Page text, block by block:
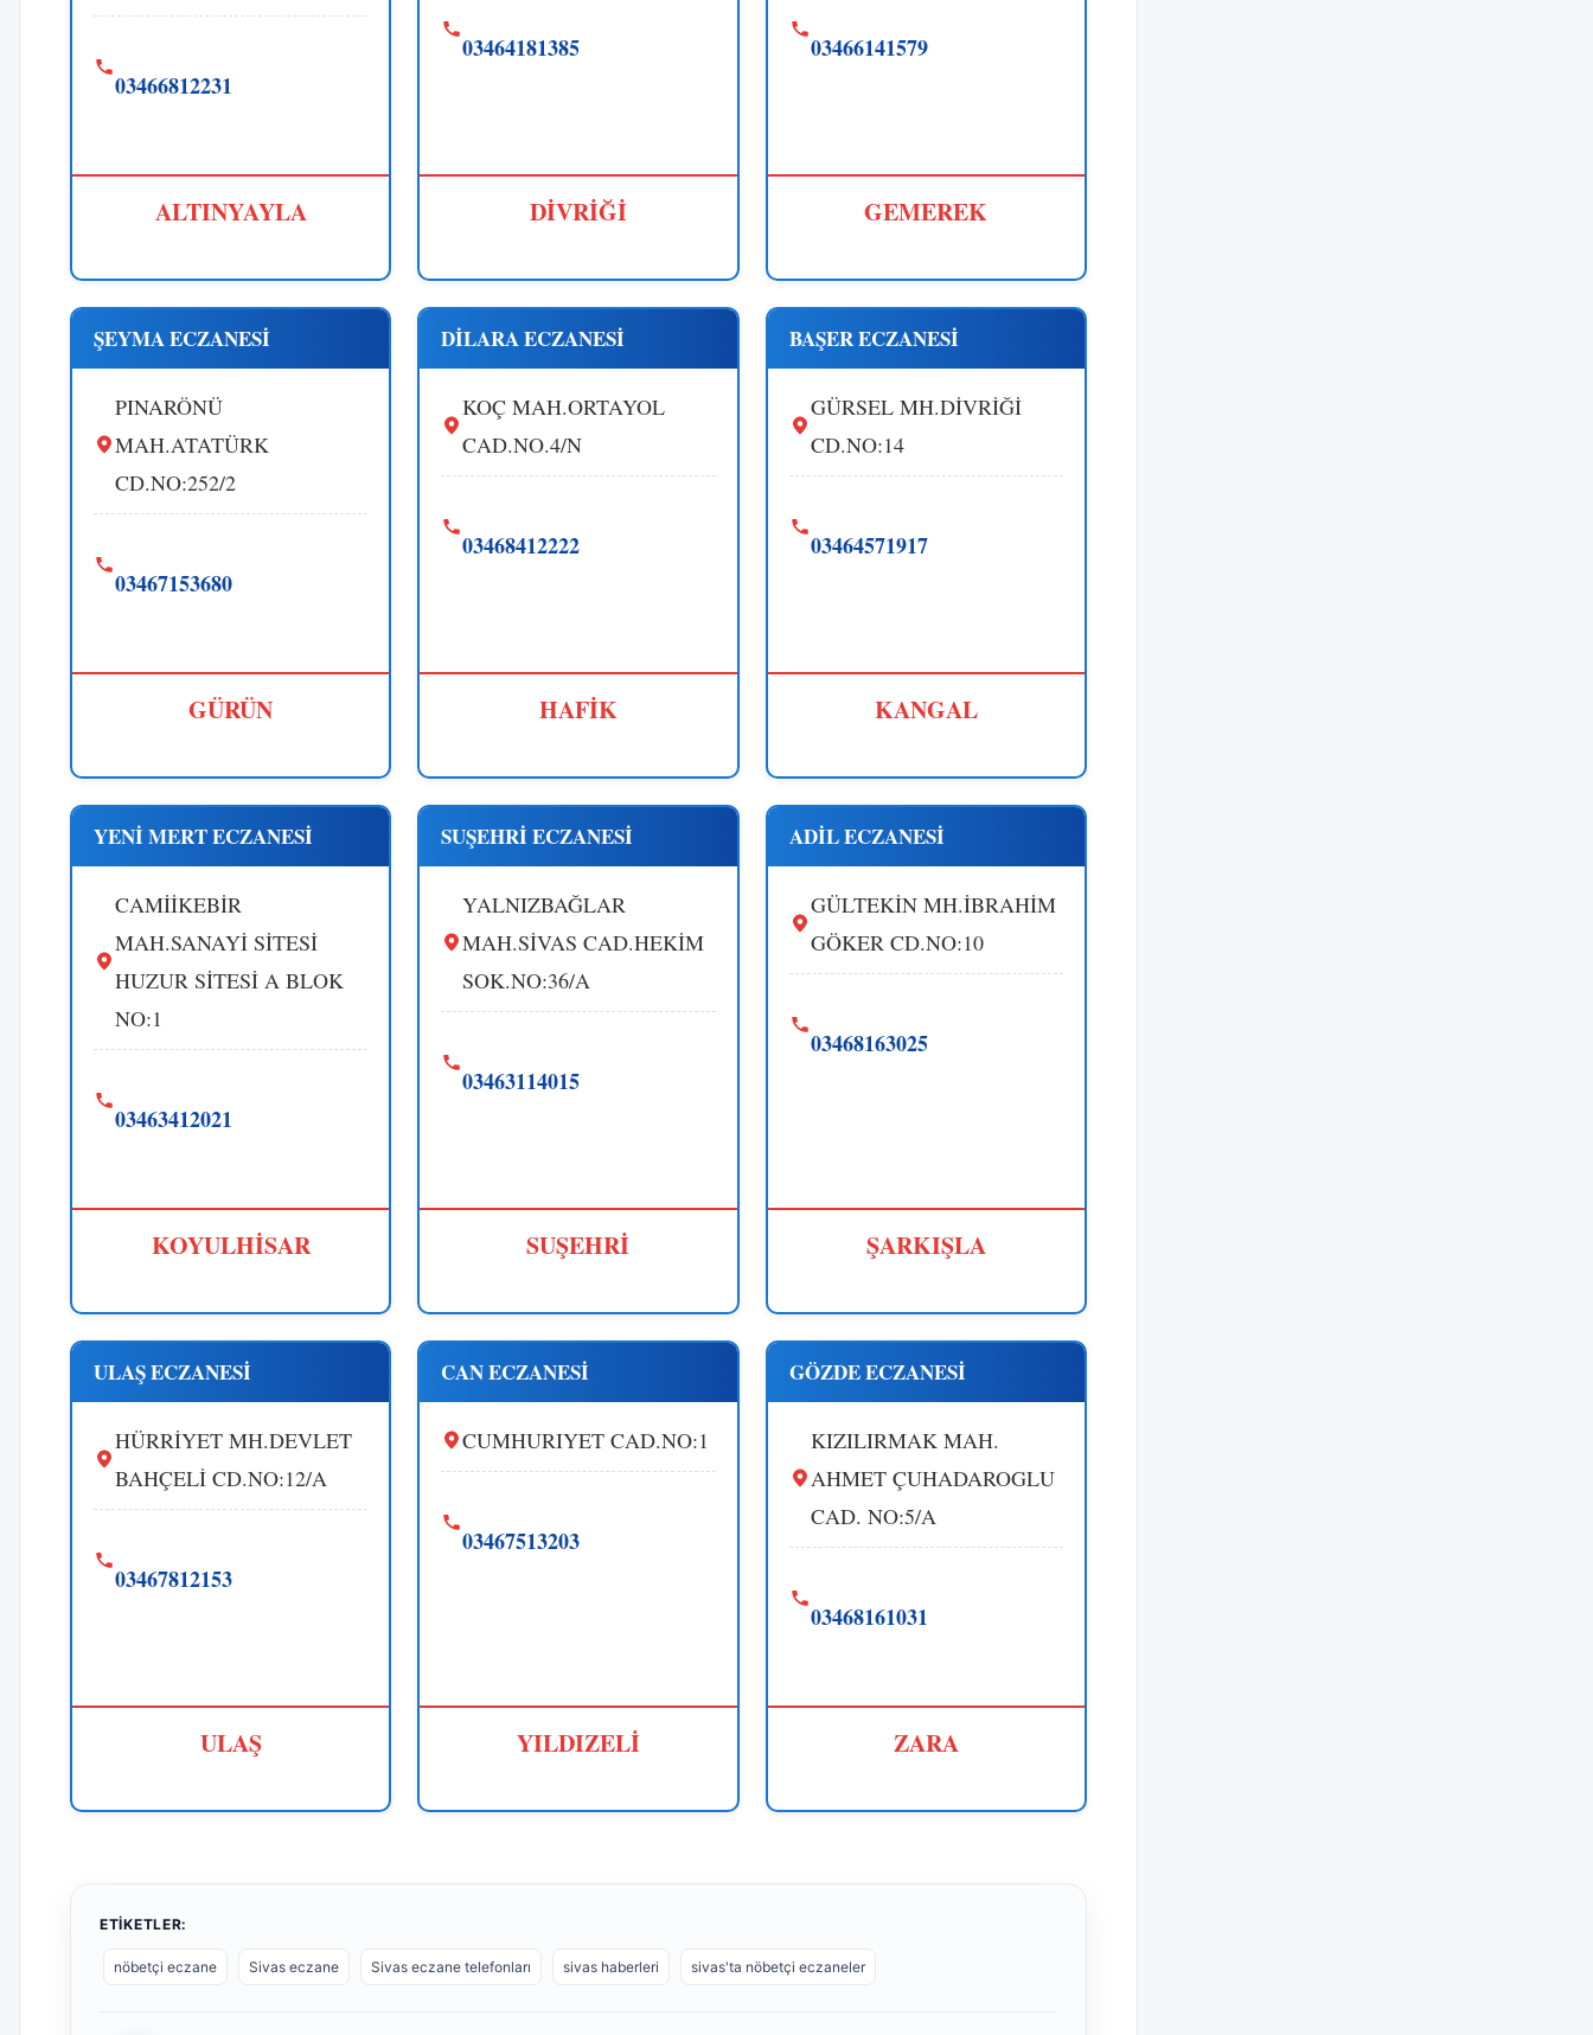
03466812231
ALTINYAYLA
03464181385
DİVRİĞİ
03466141579
GEMEREK
ŞEYMA ECZANESİ
PINARÖNÜ
MAH.ATATÜRK
CD.NO:252/2
03467153680
GÜRÜN
DİLARA ECZANESİ
KOÇ MAH.ORTAYOL
CAD.NO.4/N
03468412222
HAFİK
BAŞER ECZANESİ
GÜRSEL MH.DİVRİĞİ
CD.NO:14
03464571917
KANGAL
YENİ MERT ECZANESİ
CAMİİKEBİR
MAH.SANAYİ SİTESİ
HUZUR SİTESİ A BLOK
NO:1
03463412021
KOYULHİSAR
SUŞEHRİ ECZANESİ
YALNIZBAĞLAR
MAH.SİVAS CAD.HEKİM
SOK.NO:36/A
03463114015
SUŞEHRİ
ADİL ECZANESİ
GÜLTEKİN MH.İBRAHİM
GÖKER CD.NO:10
03468163025
ŞARKIŞLA
ULAŞ ECZANESİ
HÜRRİYET MH.DEVLET
BAHÇELİ CD.NO:12/A
03467812153
ULAŞ
CAN ECZANESİ
CUMHURIYET CAD.NO:1
03467513203
YILDIZELİ
GÖZDE ECZANESİ
KIZILIRMAK MAH.
AHMET ÇUHADAROGLU
CAD. NO:5/A
03468161031
ZARA
ETIKETLER:
nöbetçi eczane Sivas eczane Sivas eczane telefonları sivas haberleri sivas'ta nöbetçi eczaneler